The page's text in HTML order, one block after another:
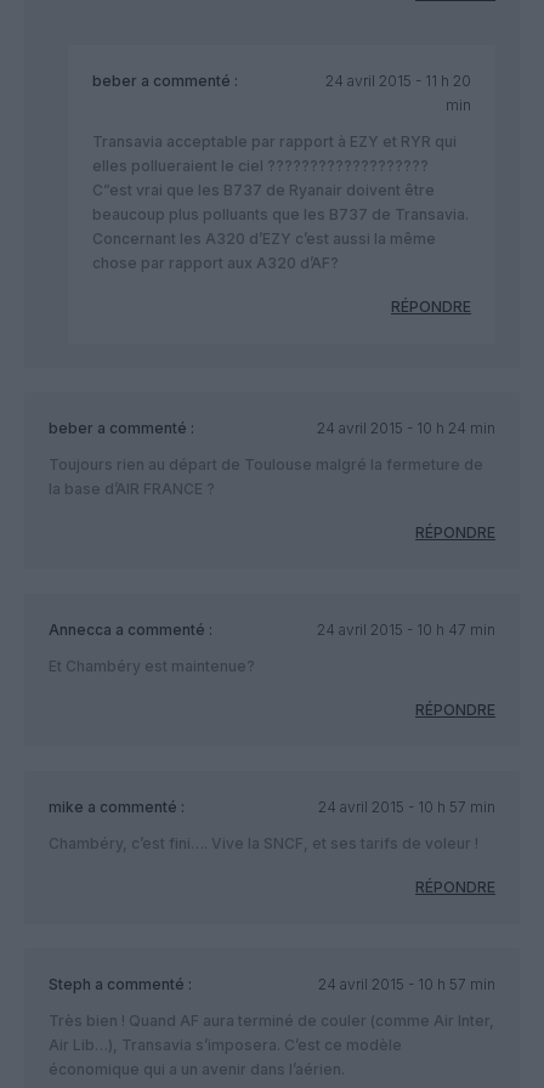
beber a commenté :
24 avril 2015 - 11 h 20
min
Transavia acceptable par rapport à EZY et RYR qui
elles pollueraient le ciel ???????????????????
C”est vrai que les B737 de Ryanair doivent être
beaucoup plus polluants que les B737 de Transavia.
Concernant les A320 d’EZY c’est aussi la même
chose par rapport aux A320 d’AF?
RÉPONDRE
beber a commenté :
24 avril 2015 - 10 h 24 min
Toujours rien au départ de Toulouse malgré la fermeture de
la base d’AIR FRANCE ?
RÉPONDRE
Annecca a commenté :
24 avril 2015 - 10 h 47 min
Et Chambéry est maintenue?
RÉPONDRE
mike a commenté :
24 avril 2015 - 10 h 57 min
Chambéry, c’est fini…. Vive la SNCF, et ses tarifs de voleur !
RÉPONDRE
Steph a commenté :
24 avril 2015 - 10 h 57 min
Très bien ! Quand AF aura terminé de couler (comme Air Inter,
Air Lib…), Transavia s’imposera. C’est ce modèle
économique qui a un avenir dans l’aérien.